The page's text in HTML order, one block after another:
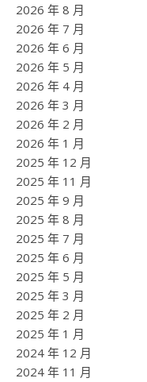
2026 年 8 月
2026 年 7 月
2026 年 6 月
2026 年 5 月
2026 年 4 月
2026 年 3 月
2026 年 2 月
2026 年 1 月
2025 年 12 月
2025 年 11 月
2025 年 9 月
2025 年 8 月
2025 年 7 月
2025 年 6 月
2025 年 5 月
2025 年 3 月
2025 年 2 月
2025 年 1 月
2024 年 12 月
2024 年 11 月